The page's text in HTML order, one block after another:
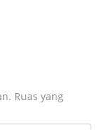
Ruas yang